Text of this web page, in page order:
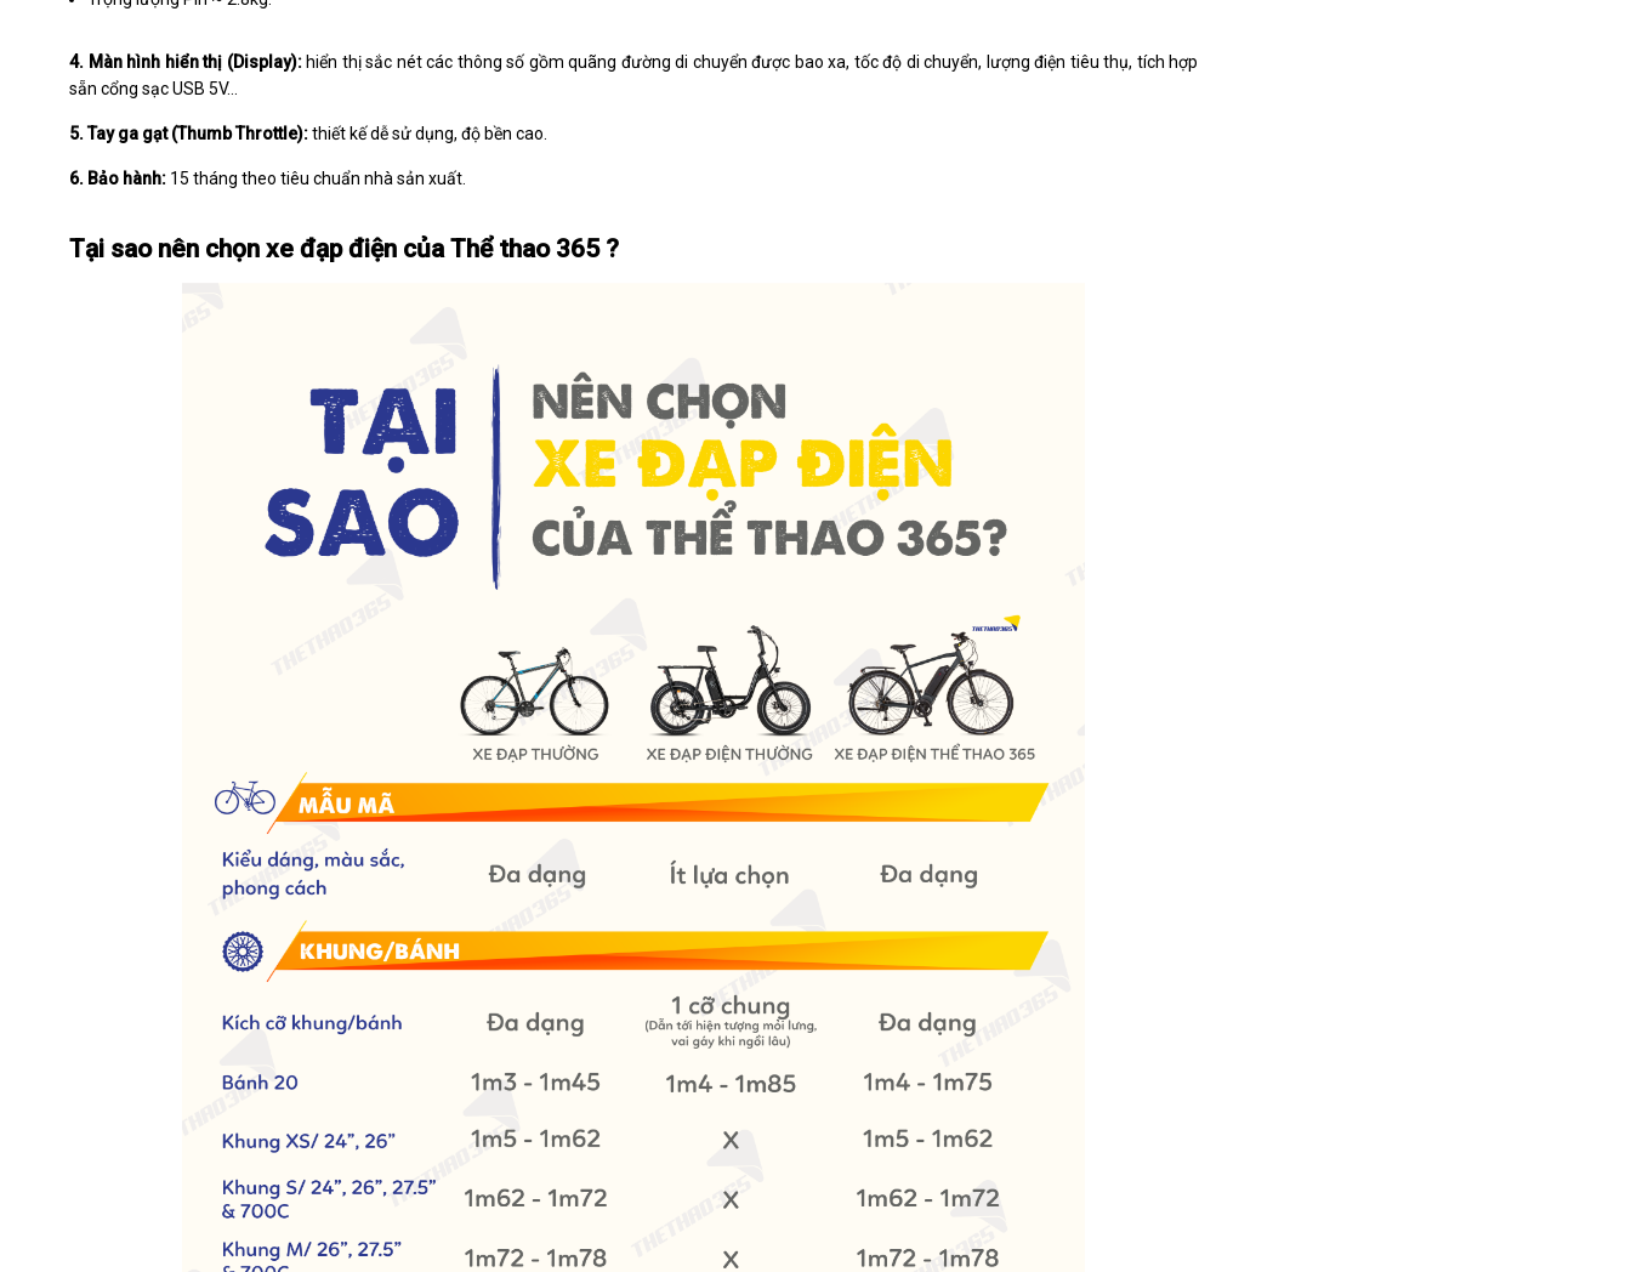
4. Màn hình hiển thị (Display):hiển thị sắc nét các thông số gồm quãng đường di chuyển được bao xa, tốc độ di chuyển, lượng điện tiêu thụ, tích hợp
sẵn cổng sạc USB 5V...
5. Tay ga gạt (Thumb Throttle):thiết kế dễ sử dụng, độ bền cao.
6. Bảo hành: 15 tháng theo tiêu chuẩn nhà sản xuất.
Tại sao nên chọn xe đạp điện của Thể thao 365 ?